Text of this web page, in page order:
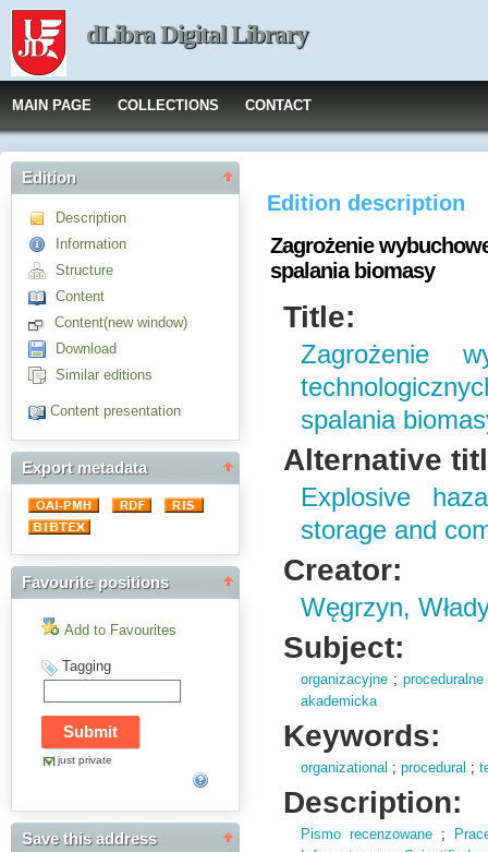
dLibra Digital Library
MAIN PAGE COLLECTIONS CONTACT
Edition
Description
Information
Structure
Content
Content(new window)
Download
Similar editions
Content presentation
Export metadata
Favourite positions
Add to Favourites
Tagging
just private
Save this address
Edition description
Zagrożenie
spalania biomasy
Title:
Zagrożenie
spalania
Alternative
Explosive
storage and
Creator:
Węgrzyn,
Subject:
organizacyjne ; proceduralne
akademicka
Keywords:
organizational ;procedural ;
Description:
Pismo recenzowane ;